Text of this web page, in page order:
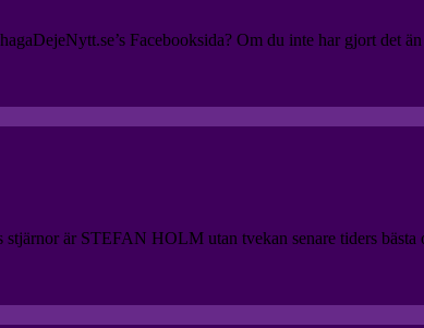
Facebooksida? Om du inte har gjort det
är STEFAN HOLM utan tvekan senare tiders bästa